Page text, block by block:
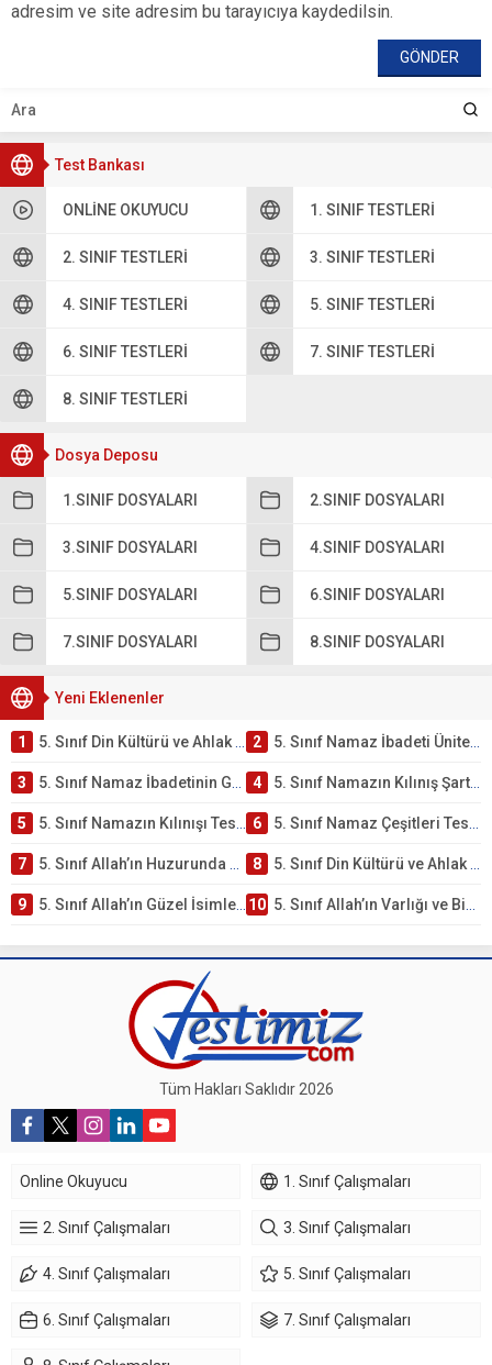
Test Bankası
ONLINE OKUYUCU 1. SINIF TESTLERI
2. SINIF TESTLERI 3. SINIF TESTLERI
4. SINIF TESTLERI 5. SINIF TESTLERI
6. SINIF TESTLERI 7. SINIF TESTLERI
8. SINIF TESTLERI
Dosya Deposu
1.SINIF DOSYALARI 2.SINIF DOSYALARI
3.SINIF DOSYALARI 4.SINIF DOSYALARI
5.SINIF DOSYALARI 6.SINIF DOSYALARI
7.SINIF DOSYALARI 8.SINIF DOSYALARI
Yeni Eklenenler
1 5. Sınıf Din Kültürü ve Ahlak Bilgisi 2. Ünite: Namaz İbadeti Çalışmaları 2 5. Sınıf Namaz İbadeti Ünite Testi – Online Çöz
3 5. Sınıf Namaz İbadetinin Getirdiği Faydalar Testi 4 5. Sınıf Namazın Kılınış Şartları Testi
5 5. Sınıf Namazın Kılınışı Testi – Online Çöz 6 5. Sınıf Namaz Çeşitleri Testi – Online Çöz
7 5. Sınıf Allah’ın Huzurunda Olmak – Namaz İbadeti Testi 8 5. Sınıf Din Kültürü ve Ahlak Bilgisi 1. Ünite: Allah İnancı Çalışmaları
9 5. Sınıf Allah’ın Güzel İsimleri Testi – Online Çöz 10 5. Sınıf Allah’ın Varlığı ve Birliği Testi – Online Çöz
adresim ve site adresim bu tarayıcıya kaydedilsin.
Tüm Hakları Saklıdır 2026
Online Okuyucu 1. Sınıf Çalışmaları
2. Sınıf Çalışmaları 3. Sınıf Çalışmaları
4. Sınıf Çalışmaları 5. Sınıf Çalışmaları
6. Sınıf Çalışmaları 7. Sınıf Çalışmaları